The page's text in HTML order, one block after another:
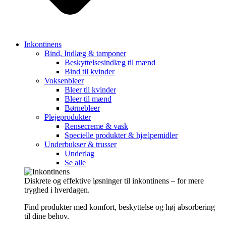
Inkontinens
Bind, Indlæg & tamponer
Beskyttelsesindlæg til mænd
Bind til kvinder
Voksenbleer
Bleer til kvinder
Bleer til mænd
Børnebleer
Plejeprodukter
Rensecreme & vask
Specielle produkter & hjælpemidler
Underbukser & trusser
Underlag
Se alle
Diskrete og effektive løsninger til inkontinens – for mere
tryghed i hverdagen.
Find produkter med komfort, beskyttelse og høj absorbering
til dine behov.